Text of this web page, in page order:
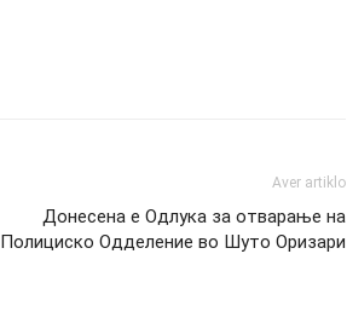
Aver artiklo
Донесена е Одлука за отварање на
Полициско Одделение во Шуто Оризари